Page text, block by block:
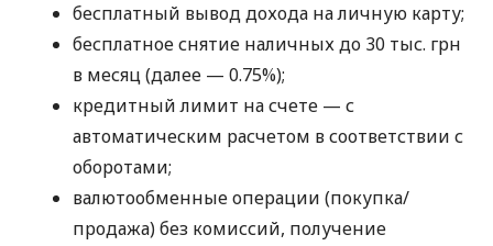
бесплатный вывод дохода на личную карту;
бесплатное снятие наличных до 30 тыс. грн
в месяц (далее — 0.75%);
кредитный лимит на счете — с
автоматическим расчетом в соответствии с
оборотами;
валютообменные операции (покупка/
продажа) без комиссий, получение